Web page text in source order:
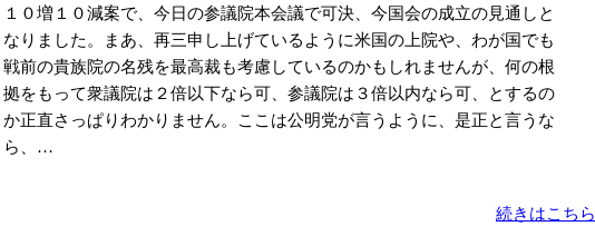
１０増１０減案で、今日の参議院本会議で可決、今国会の成立の見通しと
なりました。まあ、再三申し上げているように米国の上院や、わが国でも
戦前の貴族院の名残を最高裁も考慮しているのかもしれませんが、何の根
拠をもって衆議院は２倍以下なら可、参議院は３倍以内なら可、とするの
か正直さっぱりわかりません。ここは公明党が言うように、是正と言うな
ら、…
続きはこちら